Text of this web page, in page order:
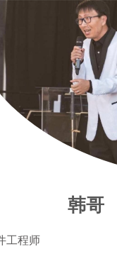
韩哥
工程师